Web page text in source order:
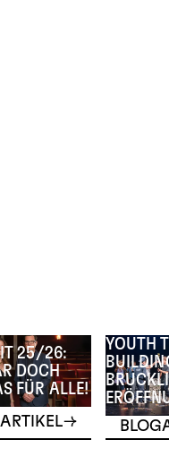
25/26:
DOCH
FÜR ALLE!
YOUTH